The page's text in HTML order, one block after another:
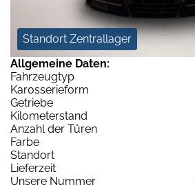
Standort Zentrallager
Allgemeine Daten:
Fahrzeugtyp
Karosserieform
Getriebe
Kilometerstand
Anzahl der Türen
Farbe
Standort
Lieferzeit
Unsere Nummer